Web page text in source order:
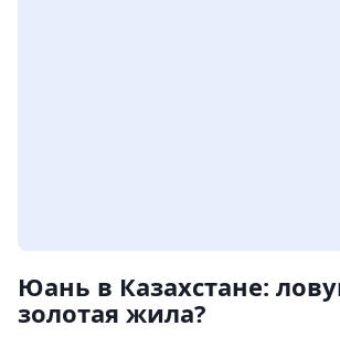
Юань в Казахстане:
золотая жила?